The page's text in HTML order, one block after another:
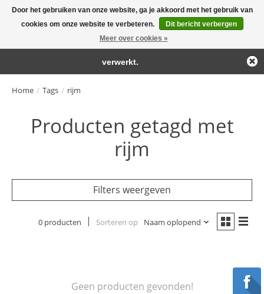
Large selection of products and fast shipping!
Home / Tags / rijm
Producten getagd met
rijm
Filters weergeven
0 producten Sorteren op Naam oplopend
Geen producten gevonden!
Door het gebruiken van onze website, ga je akkoord met het gebruik van
cookies om onze website te verbeteren.
Dit bericht verbergen
Meer over cookies »
← Keer terug naar de backofficeDeze winkel is in aanbouw.
Eventueel geplaatste orders zullen niet worden gehonoreerd of
verwerkt.